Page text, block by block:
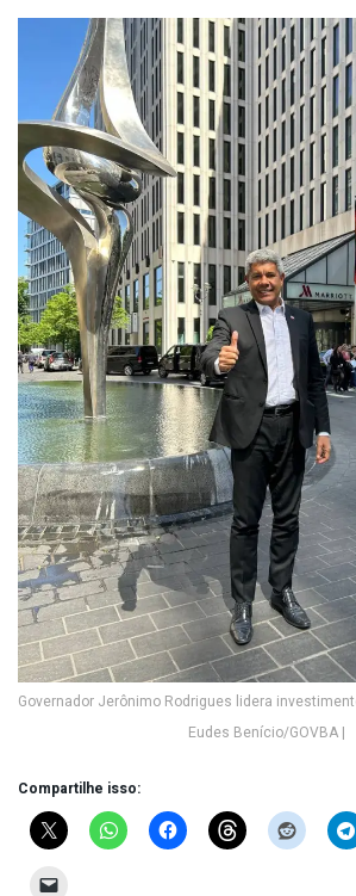
Governador Jerônimo Rodrigues lidera
Eudes Benício/GOVBA |
Compartilhe isso: